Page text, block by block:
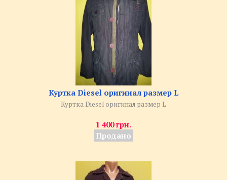
Куртка Diesel оригинал размер L
Куртка Diesel оригинал размер L
1 400 грн.
Продано